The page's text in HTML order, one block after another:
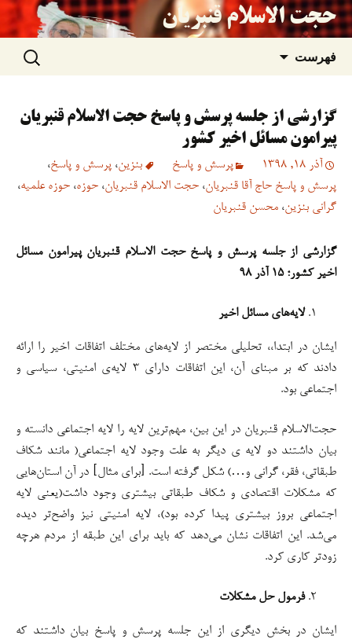
حجت الاسلام قنبریان
فهرست
نوشته‌ها
جستجو
برای:
گزارشی از جلسه پرسش و پاسخ حجت الاسلام قنبریان
پیرامون مسائل اخیر کشور
آذر 18, 1398 پرسش و پاسخ بنزین، پرسش و پاسخ،
پرسش و پاسخ حاج آقا قنبریان، حجت الاسلام قنبريان، حوزه، حوزه علمیه،
گرانی بنزین، محسن قنبریان
گزارشی از جلسه پرسش و پاسخ حجت الاسلام قنبریان پیرامون مسائل
اخیر کشور؛ ۱۵ آذر ۹۸
لایه‌های مسائل اخیر
ایشان در ابتدا،، تحلیلی مختصر از لایه‌های مختلف اتفاقات اخیر را ارائه
دادند که بر مبنای آن، این اتفاقات دارای ۳ لایه‌ی امنیتی، سیاسی و
اجتماعی بود.
حجت‌الاسلام قنبریان در این بین، مهم‌ترین لایه را لایه اجتماعی دانسته و
بیان داشتند دو لایه ی دیگر به علت وجود لایه اجتماعی( مانند شکاف
طبقاتی، فقر، گرانی و…) شکل گرفته است. [برای مثال] در آن استان‌هایی
که مشکلات اقتصادی و شکاف طبقاتی بیشتری وجود داشت(یعنی لایه
اجتماعی بروز بیشتری پیدا کرده بود)، لایه امنیتی نیز واضح‌تر دیده
می‌شد. این اتفاقات نشان می‌دهد که باید برای این طبقه از مردم هرچه
زودتر کاری کرد.
فرمول حل مشکلات
ایشان در بخش دیگری از این جلسه پرسش و پاسخ بیان داشتند که